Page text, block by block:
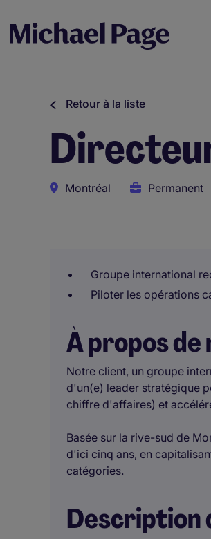
Retour à la liste
Montréal Permanent
Groupe international
Piloter les opérations
À propos
Notre client, un groupe
d'un(e) leader stratégique
chiffre d'affaires) et
Basée sur la rive-sud de
d'ici cinq ans, en
catégories.
Description